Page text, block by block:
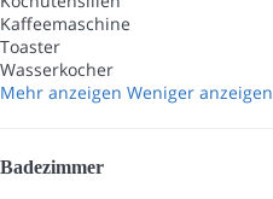
Kaffeemaschine
Toaster
Wasserkocher
Mehr anzeigen Weniger anzeigen
Badezimmer